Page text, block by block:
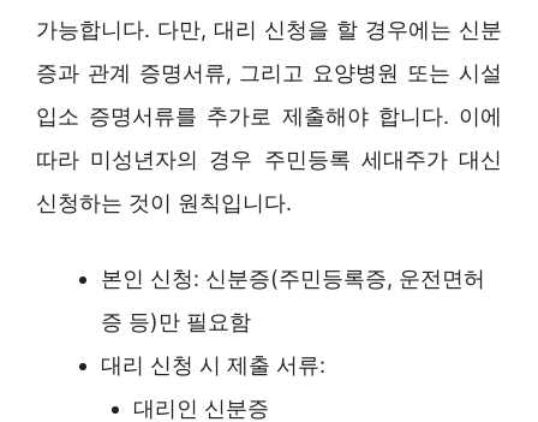
가능합니다. 다만, 대리 신청을 할 경우에는 신분
증과 관계 증명서류, 그리고 요양병원 또는 시설
입소 증명서류를 추가로 제출해야 합니다. 이에
따라 미성년자의 경우 주민등록 세대주가 대신
신청하는 것이 원칙입니다.
본인 신청: 신분증(주민등록증, 운전면허
증 등)만 필요함
대리 신청 시 제출 서류:
대리인 신분증